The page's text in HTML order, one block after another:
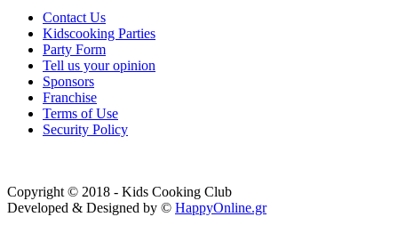
Contact Us
Kidscooking Parties
Party Form
Tell us your opinion
Sponsors
Franchise
Terms of Use
Security Policy
Copyright © 2018 - Kids Cooking Club
Developed & Designed by © HappyOnline.gr